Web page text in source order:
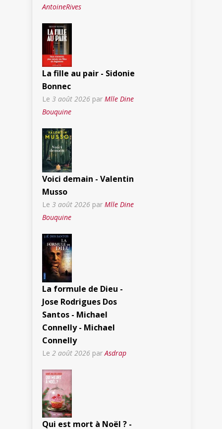
AntoineRives
La fille au pair - Sidonie
Bonnec
Le 3 août 2026 par Mlle Dine
Bouquine
Voici demain - Valentin
Musso
Le 3 août 2026 par Mlle Dine
Bouquine
La formule de Dieu -
Jose Rodrigues Dos
Santos - Michael
Connelly - Michael
Connelly
Le 2 août 2026 parAsdrap
Qui est mort à Noël ? -